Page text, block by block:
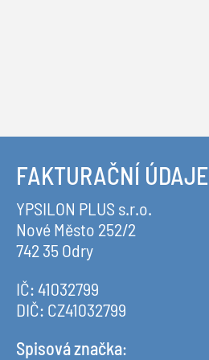
FAKTURAČNÍ ÚDAJE
YPSILON PLUS s.r.o.
Nové Město 252/2
742 35 Odry
IČ: 41032799
DIČ: CZ41032799
Spisová značka: